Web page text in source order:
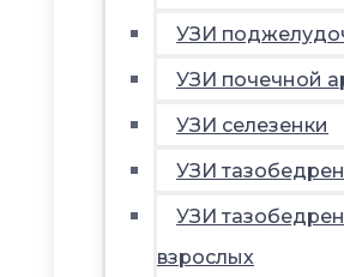
УЗИ
УЗИ почечной
УЗИ селезенки
УЗИ
УЗИ
взрослых